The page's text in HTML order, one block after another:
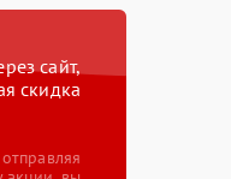
сайт,
скидка